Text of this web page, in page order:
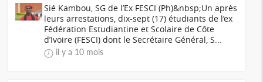
Sié Kambou, SG de l’Ex FESCI (Ph)&nbsp;Un après
leurs arrestations, dix-sept (17) étudiants de l’ex
Fédération Estudiantine et Scolaire de Côte
d’Ivoire (FESCI) dont le Secrétaire Général, S...
il y a 10 mois